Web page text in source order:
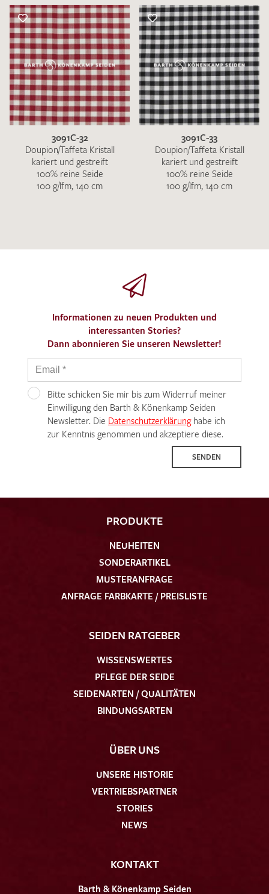
3091C-32
Doupion/Taffeta Kristall
kariert und gestreift
100% reine Seide
100 g/lfm, 140 cm
3091C-33
Doupion/Taffeta Kristall
kariert und gestreift
100% reine Seide
100 g/lfm, 140 cm
Informationen zu neuen Produkten und
interessanten Stories?
Dann abonnieren Sie unseren Newsletter!
Bitte schicken Sie mir bis zum Widerruf meiner
Einwilligung den Barth & Könenkamp Seiden
Newsletter. Die Datenschutzerklärunghabe ich
zur Kenntnis genommen und akzeptiere diese.
SENDEN
PRODUKTE
NEUHEITEN
SONDERARTIKEL
MUSTERANFRAGE
ANFRAGE FARBKARTE / PREISLISTE
SEIDEN RATGEBER
WISSENSWERTES
PFLEGE DER SEIDE
SEIDENARTEN / QUALITÄTEN
BINDUNGSARTEN
ÜBER UNS
UNSERE HISTORIE
VERTRIEBSPARTNER
STORIES
NEWS
KONTAKT
Barth & Könenkamp Seiden